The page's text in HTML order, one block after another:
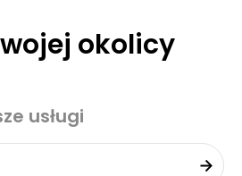
okolicy
usługi